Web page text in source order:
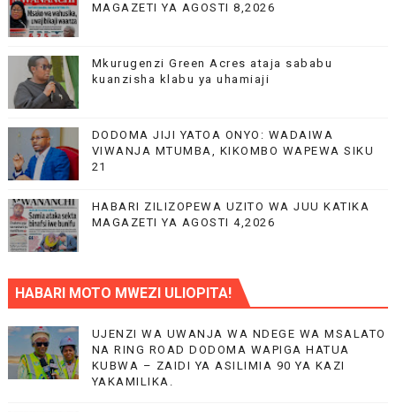
MAGAZETI YA AGOSTI 8,2026
Mkurugenzi Green Acres ataja sababu
kuanzisha klabu ya uhamiaji
DODOMA JIJI YATOA ONYO: WADAIWA
VIWANJA MTUMBA, KIKOMBO WAPEWA SIKU
21
HABARI ZILIZOPEWA UZITO WA JUU KATIKA
MAGAZETI YA AGOSTI 4,2026
HABARI MOTO MWEZI ULIOPITA!
UJENZI WA UWANJA WA NDEGE WA MSALATO
NA RING ROAD DODOMA WAPIGA HATUA
KUBWA – ZAIDI YA ASILIMIA 90 YA KAZI
YAKAMILIKA.